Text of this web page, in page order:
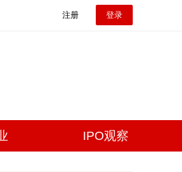
注册 登录
IPO观察